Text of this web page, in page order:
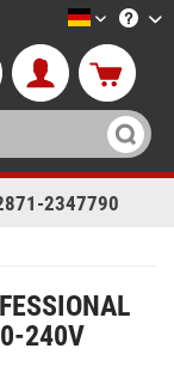
LTT-
2347790
240V